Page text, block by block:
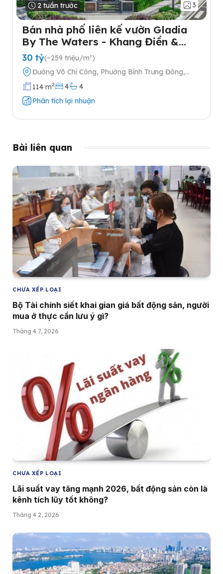
2 tuần trước 3
Bán nhà phố liên kế vườn Gladia
By The Waters - Khang Điền &
Keppel tại Quận 2
30 tỷ(~259 triệu/m²)
Đường Võ Chí Công, Phường Bình Trưng Đông,
Quận 2, Thành phố Hồ Chí Minh
114 m2 4
4
Phân tích lợi nhuận
Bài liên quan
CHƯA XẾP LOẠI
Bộ Tài chính siết khai gian giá bất động sản, người
mua ở thực cần lưu ý gì?
Tháng 4 7, 2026
CHƯA XẾP LOẠI
Lãi suất vay tăng mạnh 2026, bất động sản còn là
kênh tích lũy tốt không?
Tháng 4 2, 2026